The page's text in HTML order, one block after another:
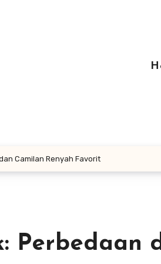
Camilan Renyah Favorit
Perbedaan